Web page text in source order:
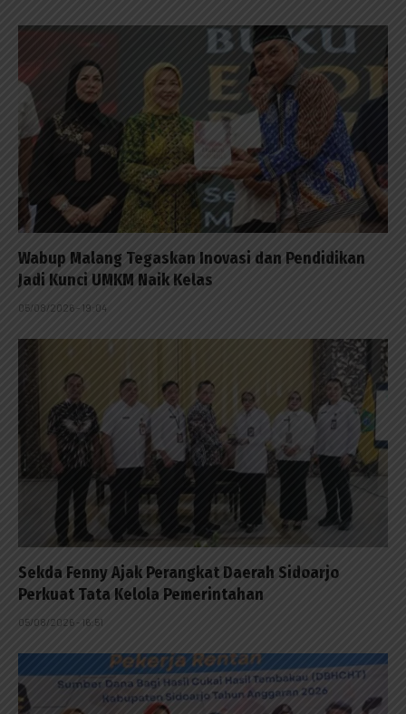
Wabup Malang Tegaskan Inovasi dan Pendidikan
Jadi Kunci UMKM Naik Kelas
05/08/2026 - 19:04
Sekda Fenny Ajak Perangkat Daerah Sidoarjo
Perkuat Tata Kelola Pemerintahan
05/08/2026 - 16:51